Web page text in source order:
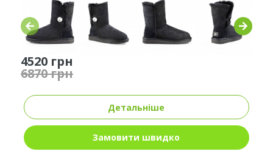
4520 грн
6870 грн
Детальніше
Замовити швидко